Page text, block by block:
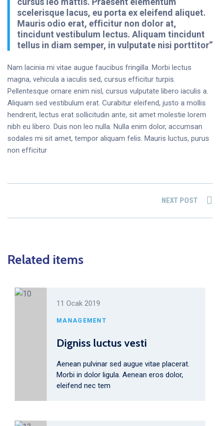
scelerisque lacus, eu porta ex eleifend aliquet.
Mauris odio erat, efficitur non dolor at,
tincidunt vestibulum lectus. Aliquam tincidunt
tellus in diam semper, in vulputate nisi porttitor”
Nam lacinia mi vitae augue faucibus fringilla. Morbi lectus
magna, vehicula a iaculis sed, cursus efficitur turpis.
Pellentesque ornare enim nisl, cursus vulputate libero iaculis a.
Aliquam sed vestibulum erat. Curabitur eleifend, justo a mollis
hendrerit, lectus erat sollicitudin ante, sit amet molestie lorem
nibh eu libero. Duis non leo nulla. Nulla enim dolor, accumsan
sodales mi sit amet, tempor aliquam felis. Mauris luctus, purus
non efficitur
NEXT POST
Related items
11 Ocak 2019
MANAGEMENT
Digniss luctus vesti
Aenean pulvinar sed augue vitae placerat.
Morbi in dolor ligula. Aenean eros dolor,
eleifend nec tem